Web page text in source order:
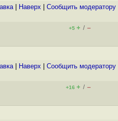
| Наверх Cообщить модератору
+5 + / –
| Наверх Cообщить модератору
+16 + / –